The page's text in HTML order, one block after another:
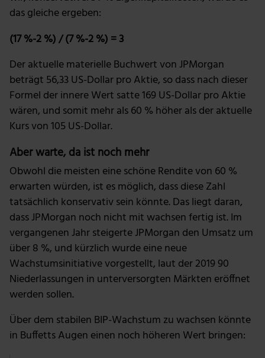
Wir verwenden Cookies, um Inhalte und Anzeigen zu
personalisieren, Funktionen für soziale Medien anbieten
analysieren. Außerdem geben wir Informationen zu
deiner Verwendung unserer Website an unsere Partner
für soziale Medien, Werbung und Analysen weiter.
möglicherweise mit weiteren Daten zusammen, die du
ihnen bereitgestellt hast oder die sie im Rahmen deiner
Nutzung der Dienste gesammelt haben.
das gleiche ergeben:
(17 %-2 %) / (7 %-2 %) = 3
Der aktuelle materielle Buchwert von JPMorgan
beträgt 56,33 US-Dollar pro Aktie, so dass nach dieser
Formel der innere Wert satte 169 US-Dollar pro Aktie
wären, und somit mehr als 60 % höher als der aktuelle
Kurs von 105 US-Dollar.
Aber warte, da ist noch mehr
Obwohl die meisten eine schöne Rendite von 60 %
erwarten würden, ist es möglich, dass diese Zahl
tatsächlich konservativ sein könnte. Das liegt daran,
dass JPMorgan noch nicht mit wachsen fertig ist. Im
vergangenen Jahr steigerte JPMorgan den Umsatz um
über 8 %, und kürzlich wurde eine neue
Wachstumsinitiative vorgestellt, laut der 2019 90
Niederlassungen in unterversorgten Märkten eröffnet
werden sollen.
Über dem stabilen BIP-Wachstum zu wachsen könnte
in Buffetts Augen einen noch höheren Wert bringen: